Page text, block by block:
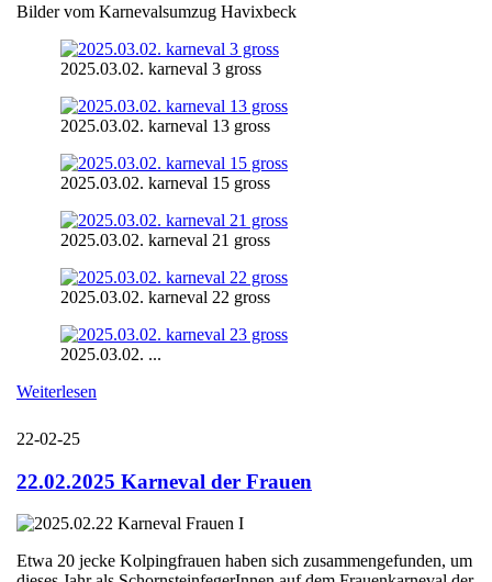
Bilder vom Karnevalsumzug Havixbeck
2025.03.02. karneval 3 gross
2025.03.02. karneval 13 gross
2025.03.02. karneval 15 gross
2025.03.02. karneval 21 gross
2025.03.02. karneval 22 gross
2025.03.02. ...
Weiterlesen
22-02-25
22.02.2025 Karneval der Frauen
Etwa 20 jecke Kolpingfrauen haben sich zusammengefunden, um